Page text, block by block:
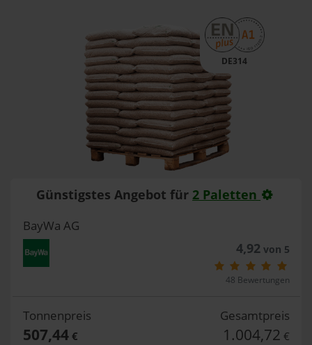
DE314
Günstigstes Angebot für 2 Paletten
BayWa AG
4,92von 5
48 Bewertungen
Tonnenpreis
507,44€
Gesamtpreis
1.004,72 €